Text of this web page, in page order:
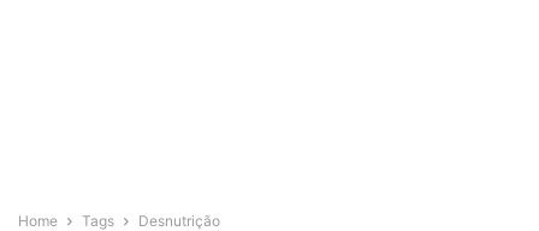
Home Tags Desnutrição